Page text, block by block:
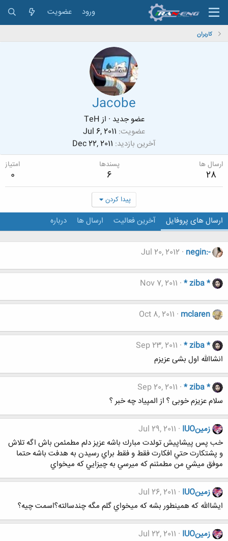
ورود عضویت
کاربران
Jacobe
عضو جدید · ازTeH
عضویت Jul 6, 2011
آخرین بازدید Dec 22, 2011
ارسال ها
28
پسندها
6
امتیاز
0
پیدا کردن
ارسال های پروفایل آخرین فعالیت ارسال ها درباره
negin:-
Jul 20, 2012
* ziba *
Nov 7, 2011
mclaren
Oct 8, 2011
* ziba *
Sep 23, 2011
انشاالله اول بشی عزیزم
* ziba *
Sep 20, 2011
سلام عزیزم خوبی ؟ از المپیاد چه خبر ؟
زمينIUO
Jul 29, 2011
خب پس پيشاپيش تولدت مبارك باشه عزيز دلم مطمئمن باش اگه تلاش
و پشتكارت حتي افكارت فقط و فقط براي رسيدن به هدفت باشه حتما
موفق ميشي من مطمئنم كه ميرسي به چيزايي كه ميخواي
زمينIUO
Jul 26, 2011
ايشاالله كه همينطور بشه كه ميخواي گلم مگه چندسالته؟اسمت چيه؟
زمينIUO
Jul 22, 2011